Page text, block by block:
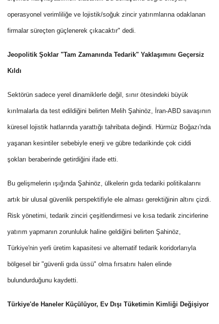
operasyonel verimliliğe ve lojistik/soğuk zincir yatırımlarına odaklanan
firmalar süreçten güçlenerek çıkacaktır" dedi.
Jeopolitik Şoklar "Tam Zamanında Tedarik" Yaklaşımını Geçersiz
Kıldı
Sektörün sadece yerel dinamiklerle değil, sınır ötesindeki büyük
kırılmalarla da test edildiğini belirten Melih Şahinöz, İran-ABD savaşının
küresel lojistik hatlarında yarattığı tahribata değindi. Hürmüz Boğazı'nda
yaşanan kesintiler sebebiyle enerji ve gübre tedarikinde çok ciddi
şokları beraberinde getirdiğini ifade etti.
Bu gelişmelerin ışığında Şahinöz, ülkelerin gıda tedariki politikalarını
artık bir ulusal güvenlik perspektifiyle ele alması gerektiğinin altını çizdi.
Risk yönetimi, tedarik zinciri çeşitlendirmesi ve kısa tedarik zincirlerine
yatırım yapmanın zorunluluk haline geldiğini belirten Şahinöz,
Türkiye'nin yerli üretim kapasitesi ve alternatif tedarik koridorlarıyla
bölgesel bir "güvenli gıda üssü" olma fırsatını halen elinde
bulundurduğunu kaydetti.
Türkiye'de Haneler Küçülüyor, Ev Dışı Tüketimin Kimliği Değişiyor